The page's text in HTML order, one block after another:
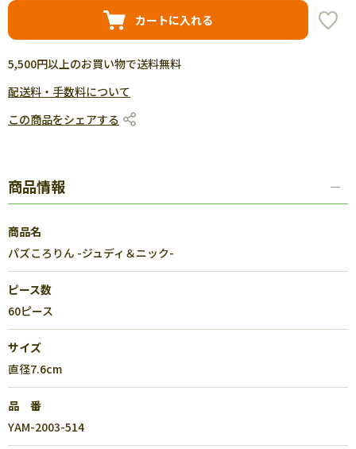
カートに入れる
5,500円以上のお買い物で送料無料
配送料・手数料について
この商品をシェアする
商品情報
商品名
パズころりん -ジュディ＆ニック-
ピース数
60ピース
サイズ
直径7.6cm
品 番
YAM-2003-514